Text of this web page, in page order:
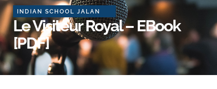
INDIAN SCHOOL JALAN
Le Visiteur Royal – EBook
[PDF]